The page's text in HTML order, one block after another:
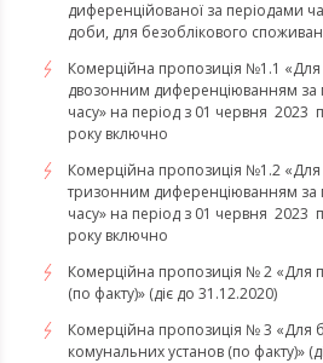
диференційованої за періодами
доби, для безоблікового
Комерційна пропозиція №1.1
двозонним диференціюванням за
часу» на період з 01 червня 2023
року включно
Комерційна пропозиція №1.2
тризонним диференціюванням за
часу» на період з 01 червня 2023
року включно
Комерційна пропозиція № 2 «Для
(по факту)» (діє до 31.12.2020)
Комерційна пропозиція № 3 «Для
комунальних установ (по факту)»